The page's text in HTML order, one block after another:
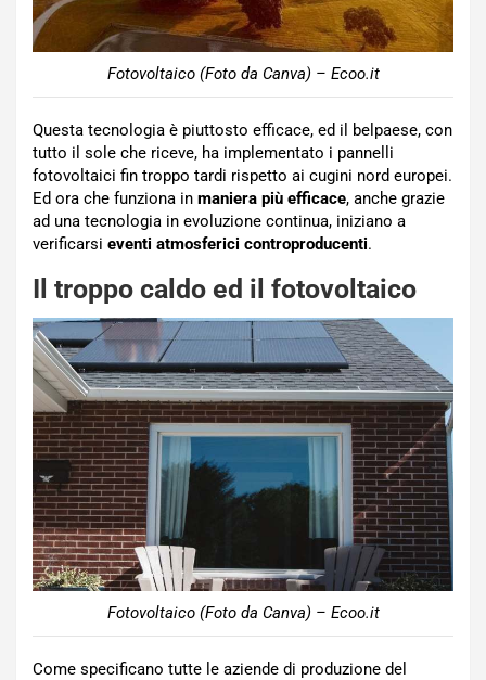
Fotovoltaico (Foto da Canva) – Ecoo.it
Questa tecnologia è piuttosto efficace, ed il belpaese, con
tutto il sole che riceve, ha implementato i pannelli
fotovoltaici fin troppo tardi rispetto ai cugini nord europei.
Ed ora che funziona in maniera più efficace, anche grazie
ad una tecnologia in evoluzione continua, iniziano a
verificarsi eventi atmosferici controproducenti.
Il troppo caldo ed il fotovoltaico
Fotovoltaico (Foto da Canva) – Ecoo.it
Come specificano tutte le aziende di produzione del